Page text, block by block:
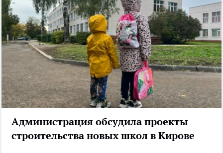
Администрация обсудила проекты
строительства новых школ в Кирове